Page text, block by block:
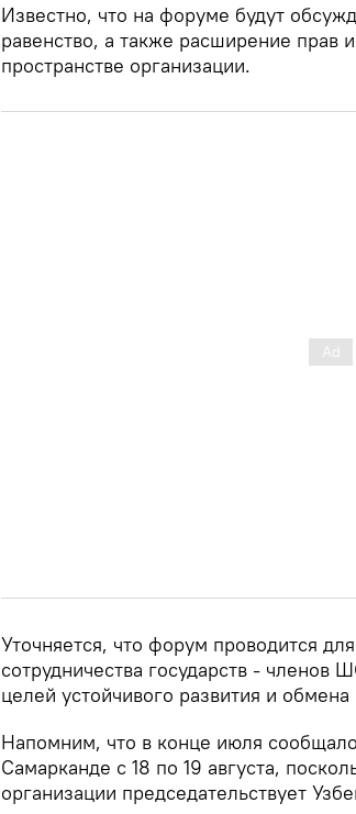
Известно, что на форуме будут
равенство, а также расширение прав
пространстве организации.
Уточняется, что форум проводится
сотрудничества государств -
целей устойчивого развития и
Напомним, что в конце июля
Самарканде с 18 по 19 августа,
организации председательствует